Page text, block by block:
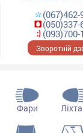
(067)462-
(050)337-
(093)700-
Зворотній
Фари